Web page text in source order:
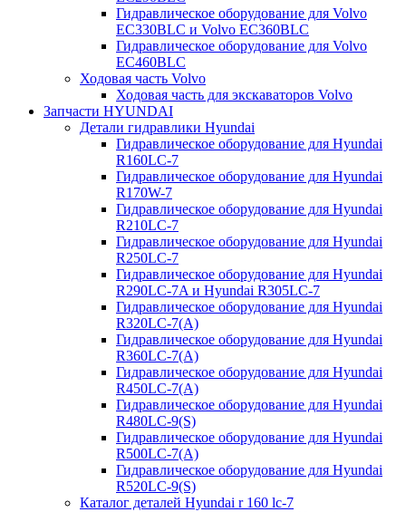
Гидравлическое оборудование для Volvo
EC330BLC и Volvo EC360BLC
Гидравлическое оборудование для Volvo
EC460BLC
Ходовая часть Volvo
Ходовая часть для экскаваторов Volvo
Запчасти HYUNDAI
Детали гидравлики Hyundai
Гидравлическое оборудование для Hyundai
R160LC-7
Гидравлическое оборудование для Hyundai
R170W-7
Гидравлическое оборудование для Hyundai
R210LC-7
Гидравлическое оборудование для Hyundai
R250LC-7
Гидравлическое оборудование для Hyundai
R290LC-7A и Hyundai R305LC-7
Гидравлическое оборудование для Hyundai
R320LC-7(A)
Гидравлическое оборудование для Hyundai
R360LC-7(A)
Гидравлическое оборудование для Hyundai
R450LC-7(A)
Гидравлическое оборудование для Hyundai
R480LC-9(S)
Гидравлическое оборудование для Hyundai
R500LC-7(A)
Гидравлическое оборудование для Hyundai
R520LC-9(S)
Каталог деталей Hyundai r 160 lc-7